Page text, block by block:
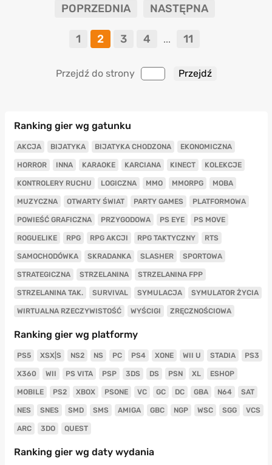
POPRZEDNIA NASTĘPNA
1 2 3 4 ... 11
Przejdź do strony
Ranking gier wg gatunku
AKCJA BIJATYKA BIJATYKA CHODZONA EKONOMICZNA
HORROR INNA KARAOKE KARCIANA KINECT KOLEKCJE
KONTROLERY RUCHU LOGICZNA MMO MMORPG MOBA
MUZYCZNA OTWARTY ŚWIAT PARTY GAMES PLATFORMOWA
POWIEŚĆ GRAFICZNA PRZYGODOWA PS EYE PS MOVE
ROGUELIKE RPG RPG AKCJI RPG TAKTYCZNY RTS
SAMOCHODÓWKA SKRADANKA SLASHER SPORTOWA
STRATEGICZNA STRZELANINA STRZELANINA FPP
STRZELANINA TAK. SURVIVAL SYMULACJA SYMULATOR ŻYCIA
WIRTUALNA RZECZYWISTOŚĆ WYŚCIGI ZRĘCZNOŚCIOWA
Ranking gier wg platformy
PS5 XSX|S NS2 NS PC PS4 XONE WII U STADIA PS3
X360 WII PS VITA PSP 3DS DS PSN XL ESHOP
MOBILE PS2 XBOX PSONE VC GC DC GBA N64 SAT
NES SNES SMD SMS AMIGA GBC NGP WSC SGG VCS
ARC 3DO QUEST
Ranking gier wg daty wydania